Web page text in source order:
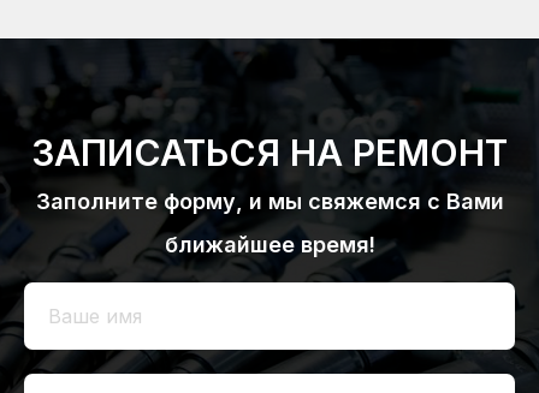
ЗАПИСАТЬСЯ НА РЕМОНТ
Заполните форму, и мы свяжемся с Вами
ближайшее время!